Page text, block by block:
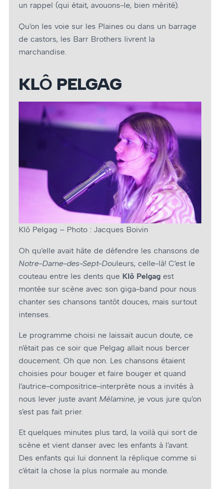
un rappel (qui était, avouons-le, bien mérité).
Qu’on les voie sur les Plaines ou dans un barrage
de castors, les Barr Brothers livrent la
marchandise.
KLÔ PELGAG
Klô Pelgag – Photo : Jacques Boivin
Oh qu’elle avait hâte de défendre les chansons de
Notre-Dame-des-Sept-Douleurs, celle-là! C’est le
couteau entre les dents que Klô Pelgag est
montée sur scène avec son giga-band pour nous
chanter ses chansons tantôt douces, mais surtout
intenses.
Le programme choisi ne laissait aucun doute, ce
n’était pas ce soir que Pelgag allait nous bercer
doucement. Oh que non. Les chansons étaient
choisies pour bouger et faire bouger et quand
l’autrice-compositrice-interprète nous a invités à
nous lever juste avant Mélamine, je vous jure qu’on
s’est pas fait prier.
Et quelques minutes plus tard, la voilà qui sort de
scène et vient danser avec les enfants à l’avant.
Des enfants qui lui donnent la réplique comme si
c’était la chose la plus normale au monde.